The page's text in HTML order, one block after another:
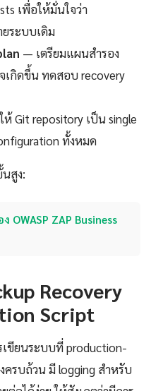
เพื่อให้มั่นใจว่า
ระบบเดิม
— เตรียมแผนสำรอง
กิดขึ้น ทดสอบ recovery
Git repository เป็น single
ทั้งหมด
สูง:
OWASP ZAP Business
Recovery
Script
ขียนระบบที่ production-
ครบถ้วน มี logging สำหรับ